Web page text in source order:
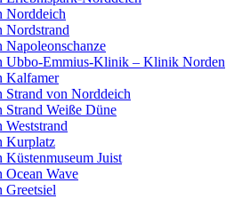
Norddeich
Nordstrand
Ubbo-Emmius-Klinik – Klinik Norden
Kalfamer
Strand von Norddeich
Strand Weiße Düne
Kurplatz
Juist
Ocean Wave
Greetsiel